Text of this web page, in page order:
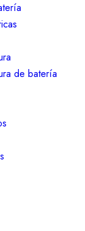
de batería